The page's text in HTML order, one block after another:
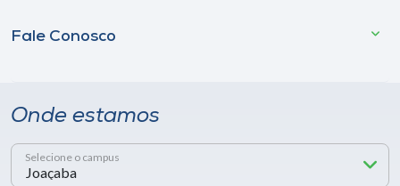
Fale Conosco
Onde estamos
Selecione o campus